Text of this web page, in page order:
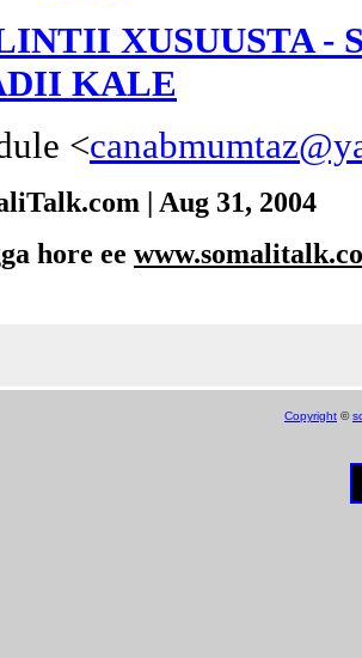
XUSUUSTA -
KALE
<
| Aug 31, 2004
hore ee
Copyright ©